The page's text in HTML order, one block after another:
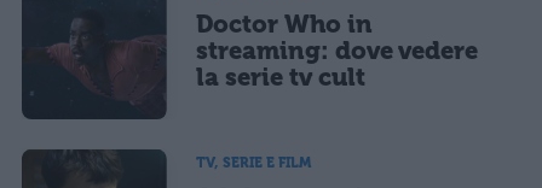
Doctor Who in
streaming: dove vedere
la serie tv cult
TV, SERIE E FILM